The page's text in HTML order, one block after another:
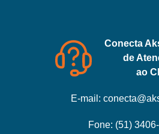
Conecta
de
ao
E-mail:
Fone: (51)